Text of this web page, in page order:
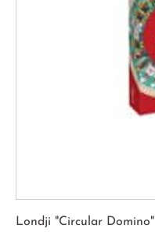
Londji "Circular Domino"